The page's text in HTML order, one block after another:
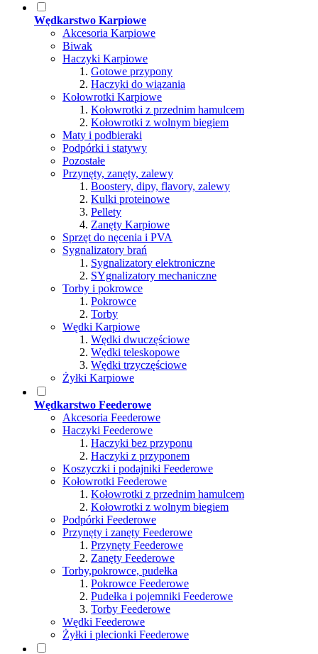
Wędkarstwo Karpiowe
Akcesoria Karpiowe
Biwak
Haczyki Karpiowe
Gotowe przypony
Haczyki do wiązania
Kołowrotki Karpiowe
Kołowrotki z przednim hamulcem
Kołowrotki z wolnym biegiem
Maty i podbieraki
Podpórki i statywy
Pozostałe
Przynęty, zanęty, zalewy
Boostery, dipy, flavory, zalewy
Kulki proteinowe
Pellety
Zanęty Karpiowe
Sprzęt do nęcenia i PVA
Sygnalizatory brań
Sygnalizatory elektroniczne
SYgnalizatory mechaniczne
Torby i pokrowce
Pokrowce
Torby
Wędki Karpiowe
Wędki dwuczęściowe
Wędki teleskopowe
Wędki trzyczęściowe
Żyłki Karpiowe
Wędkarstwo Feederowe
Akcesoria Feederowe
Haczyki Feederowe
Haczyki bez przyponu
Haczyki z przyponem
Koszyczki i podajniki Feederowe
Kołowrotki Feederowe
Kołowrotki z przednim hamulcem
Kołowrotki z wolnym biegiem
Podpórki Feederowe
Przynęty i zanęty Feederowe
Przynęty Feederowe
Zanęty Feederowe
Torby,pokrowce, pudełka
Pokrowce Feederowe
Pudełka i pojemniki Feederowe
Torby Feederowe
Wędki Feederowe
Żyłki i plecionki Feederowe